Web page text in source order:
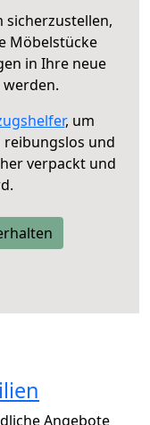
sicherzustellen,
Möbelstücke
in Ihre neue
, um
reibungslos und
verpackt und
Angebote